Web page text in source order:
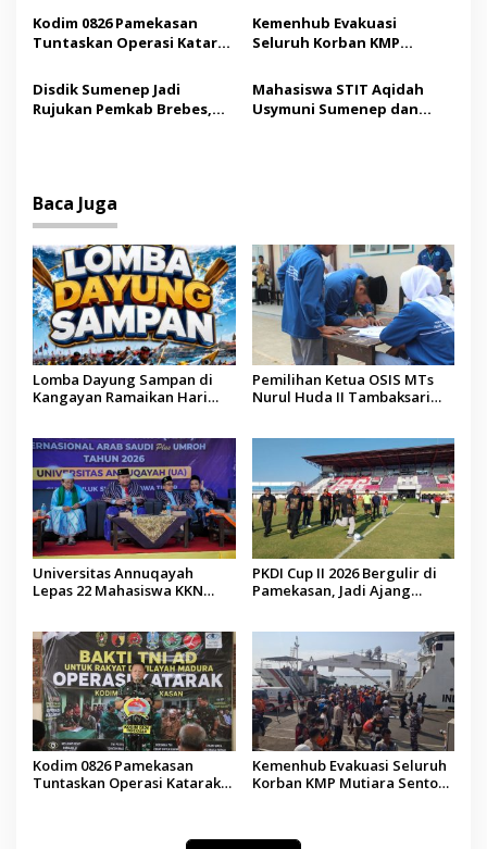
Saudi
Madura
Kodim 0826 Pamekasan
Tuntaskan Operasi Katarak
Tindakan Medis
Kemenhub Evakuasi
Seluruh Korban KMP
Operator Diaudit
Disdik Sumenep Jadi
Rujukan Pemkab Brebes,
Mahasiswa STIT Aqidah
Usymuni Sumenep dan
Baca Juga
Lomba Dayung Sampan di
Kangayan Ramaikan Hari
Pemilihan Ketua OSIS MTs
Nurul Huda II Tambaksari
Universitas Annuqayah
Lepas 22 Mahasiswa KKN
PKDI Cup II 2026 Bergulir di
Pamekasan, Jadi Ajang
Kodim 0826 Pamekasan
Tuntaskan Operasi Katarak
Kemenhub Evakuasi Seluruh
Korban KMP Mutiara Sentosa